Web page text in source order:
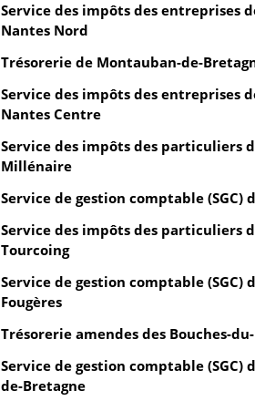
Service des impôts des entreprises
Nantes Nord
Trésorerie de Montauban-de-
Service des impôts des entreprises
Nantes Centre
Service des impôts des particuliers
Millénaire
Service de gestion comptable (SGC)
Service des impôts des particuliers
Tourcoing
Service de gestion comptable (SGC)
Fougères
Trésorerie amendes des Bouches-
Service de gestion comptable (SGC)
de-Bretagne